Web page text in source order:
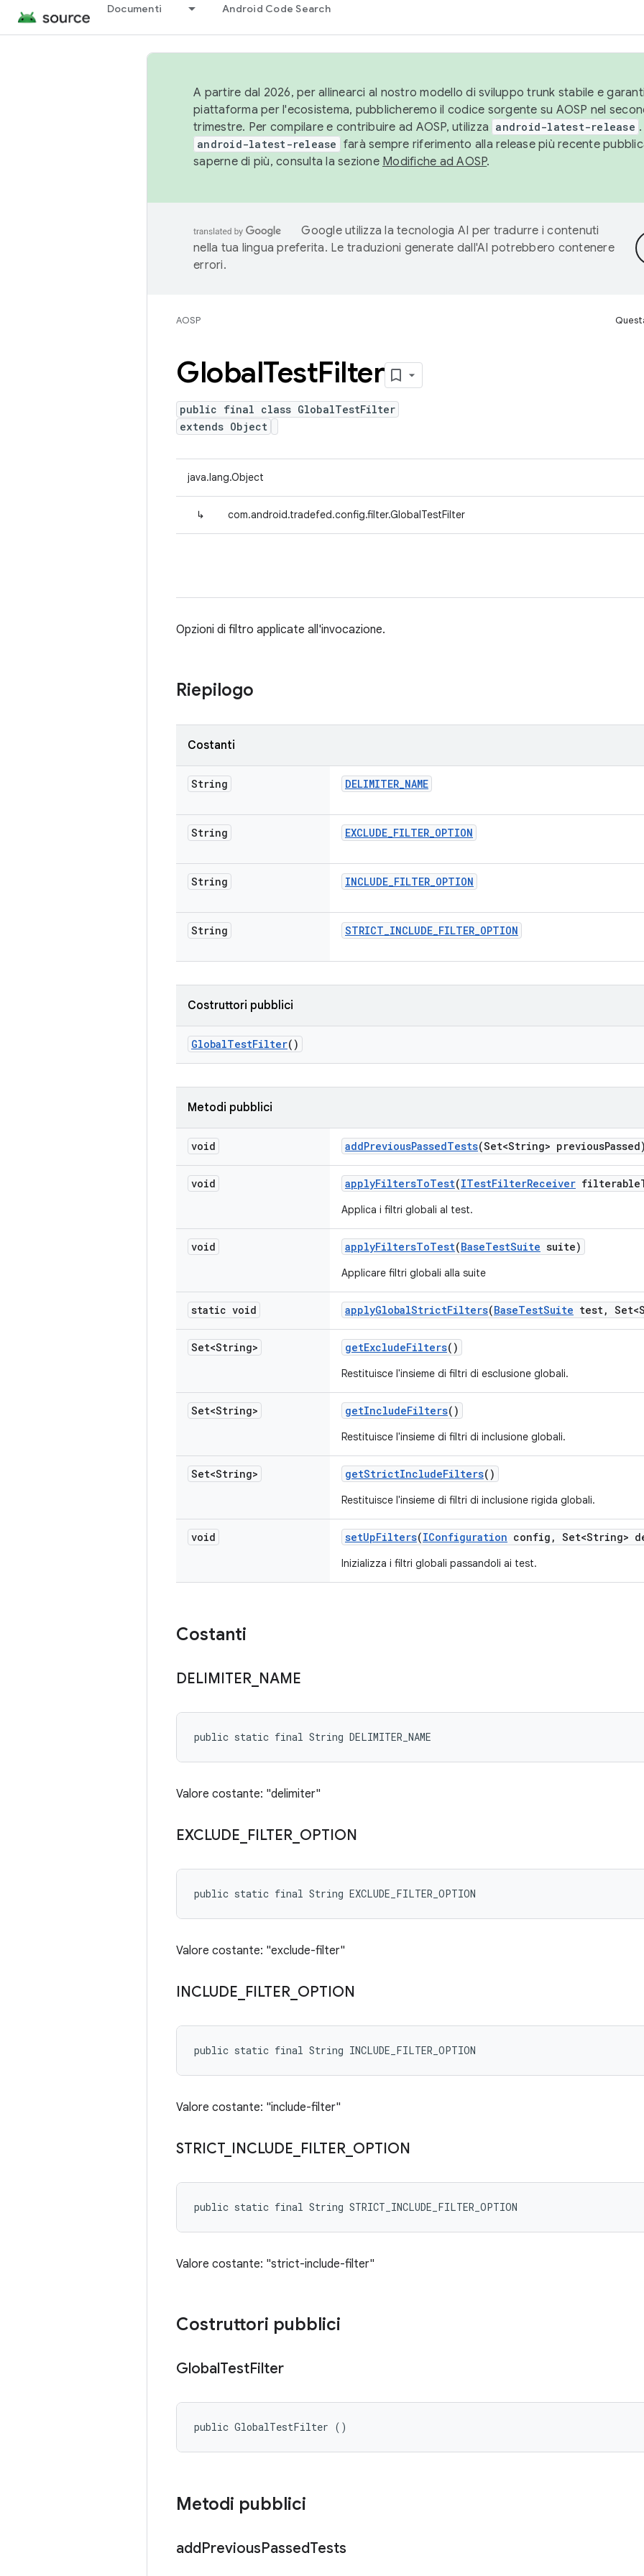
Documenti Android Code Search
A partire dal 2026, per allinearci al nostro modello di sviluppo trunk stabile e
piattaforma per l'ecosistema, pubblicheremo il codice sorgente su AOSP nel
trimestre. Per compilare e contribuire ad AOSP, utilizza android-latest-release
android-latest-release farà sempre riferimento alla release più recente
saperne di più, consulta la sezione Modifiche ad AOSP.
Google utilizza la tecnologia AI per tradurre i contenuti
nella tua lingua preferita. Le traduzioni generate dall'AI potrebbero contenere
errori.
AOSP
GlobalTestFilter
public final class GlobalTestFilter
extends Object
java.lang.Object
↳ com.android.tradefed.config.filter.GlobalTestFilter
Opzioni di filtro applicate all'invocazione.
Riepilogo
Costanti
String DELIMITER_NAME
String EXCLUDE_FILTER_OPTION
String INCLUDE_FILTER_OPTION
String STRICT_INCLUDE_FILTER_OPTION
Costruttori pubblici
GlobalTestFilter()
Metodi pubblici
void addPreviousPassedTests(Set<String> previousPassed)
void applyFiltersToTest(ITestFilterReceiver filterable
Applica i filtri globali al test.
void applyFiltersToTest(BaseTestSuite suite)
Applicare filtri globali alla suite
static void applyGlobalStrictFilters(BaseTestSuite test,
Set<String> getExcludeFilters()
Restituisce l'insieme di filtri di esclusione globali.
Set<String> getIncludeFilters()
Restituisce l'insieme di filtri di inclusione globali.
Set<String> getStrictIncludeFilters()
Restituisce l'insieme di filtri di inclusione rigida globali.
void setUpFilters(IConfiguration config , Set<String>
Inizializza i filtri globali passandoli ai test.
Costanti
DELIMITER NAME
public static final String DELIMITER_NAME
Valore costante: "delimiter"
EXCLUDE FILTER OPTION
public static final String EXCLUDE_FILTER_OPTION
Valore costante: "exclude-filter"
INCLUDE FILTER OPTION
public static final String INCLUDE_FILTER_OPTION
Valore costante: "include-filter"
STRICT_ INCLUDE FILTER OPTION
public static final String STRICT_INCLUDE_FILTER_OPTION
Valore costante: "strict-include-filter"
Costruttori pubblici
GlobalTestFilter
public GlobalTestFilter ()
Metodi pubblici
addPreviousPassedTests